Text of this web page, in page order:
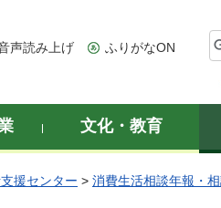
声読み上げ ふりがなON
文化・教育
援センター > 消費生活相談年報・相